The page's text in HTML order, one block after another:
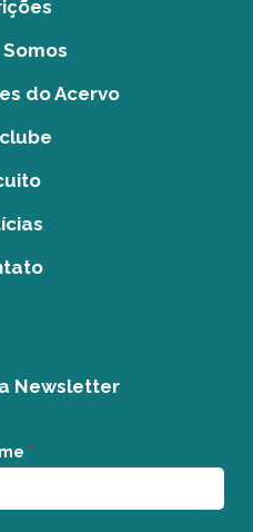
do Acervo
Newsletter
*